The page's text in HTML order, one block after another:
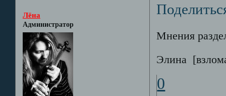
Лёна
Администратор
Мнения
Элина
0